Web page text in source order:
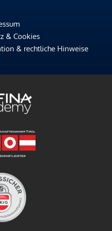
& Cookies
& rechtliche Hinweise